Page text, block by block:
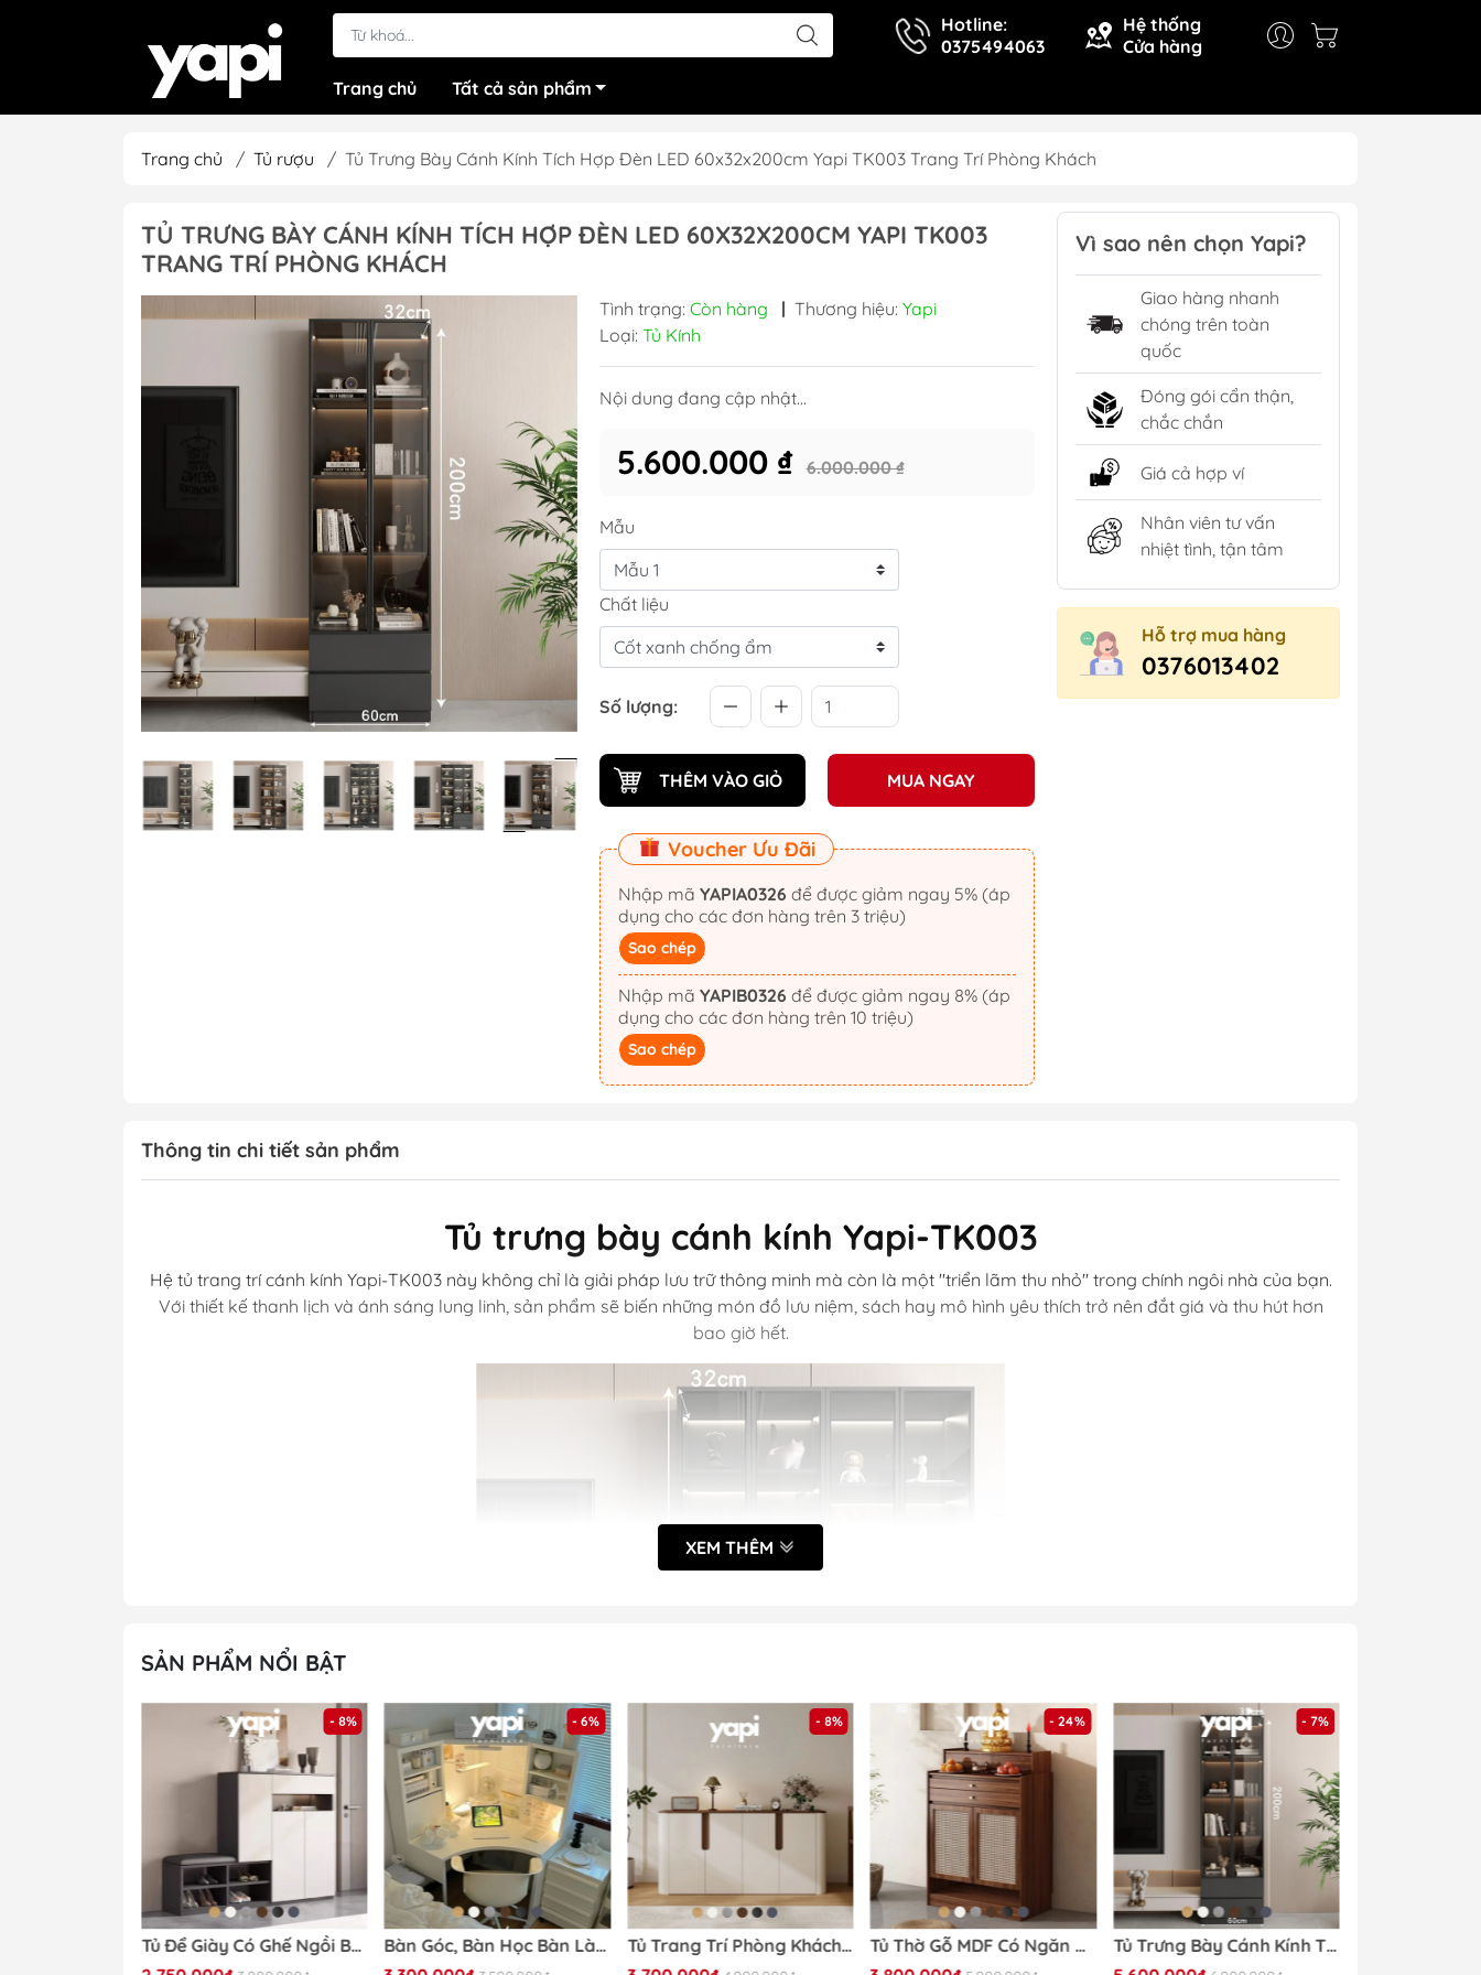
Hotline:
0375494063
Hệ thống
Cửa hàng
Trang chủ
Tất cả sản phẩm
Trang chủ / Tủ rượu / Tủ Trưng Bày Cánh Kính Tích Hợp Đèn LED 60x32x200cm Yapi TK003 Trang Trí Phòng Khách
TỦ TRƯNG BÀY CÁNH KÍNH TÍCH HỢP ĐÈN LED 60X32X200CM YAPI TK003
TRANG TRÍ PHÒNG KHÁCH
Tình trạng: Còn hàng | Thương hiệu: Yapi
Loại: Tủ Kính
Nội dung đang cập nhật...
5.600.000 ₫ 6.000.000 ₫
Mẫu
Chất liệu
Số lượng:
THÊM VÀO GIỎ MUA NGAY
Voucher Ưu Đãi
Nhập mã YAPIA0326
dụng cho các đơn hàng trên 3 triệu)
Sao chép
Nhập mã YAPIB0326
dụng cho các đơn hàng trên 10 triệu)
Sao chép
Vì sao nên chọn Yapi?
Giao hàng nhanh
chóng trên toàn
quốc
Đóng gói cẩn thận,
chắc chắn
Giá cả hợp ví
Nhân viên tư vấn
nhiệt tình, tận tâm
Hỗ trợ mua hàng
0376013402
Thông tin chi tiết sản phẩm
Tủ trưng bày cánh kính Yapi-TK003
Hệ tủ trang trí cánh kính Yapi-TK003 này không chỉ là giải pháp lưu trữ thông minh mà còn là một "triển lãm thu nhỏ" trong chính ngôi nhà của bạn.
Với thiết kế thanh lịch và ánh sáng lung linh, sản phẩm sẽ biến những món đồ lưu niệm, sách hay mô hình yêu thích trở nên đắt giá và thu hút hơn
bao giờ hết.
Khách hàng tham khảo kĩ thông tin về sản phẩm trước khi đặt và nhận hàng củaYapi
Mã sản phẩm:
Yapi-TK003
XEM THÊM
SẢN PHẨM NỔI BẬT
- 8%
Tủ Để Giày Có Ghế Ngồi Bọc Nệm 140x35x100cm Yapi-322
- 6%
Bàn Góc, Bàn Học Bàn Làm Việc Đa Năng 100x100x142cm Có Kệ Để Đồ Siêu Tiện Dụng Yapi-418
- 8%
Tủ Trang Trí Phòng Khách Góc Bo Tròn Phong Cách Hiện Đại Tối Giản 198x40x90cm Yapi-121
- 24%
Tủ Thờ Gỗ MDF Có Ngăn Kéo Và Cửa Tấm Mây Nhỏ Gọn Hiện Đại 84x48x127cm Yapi-1207
- 7%
Tủ Trưng Bày Cánh Kính Tích Hợp Đèn LED 60x32x200cm Yapi TK003 Trang Trí Phòng Khách